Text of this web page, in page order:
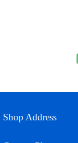
Shop Address